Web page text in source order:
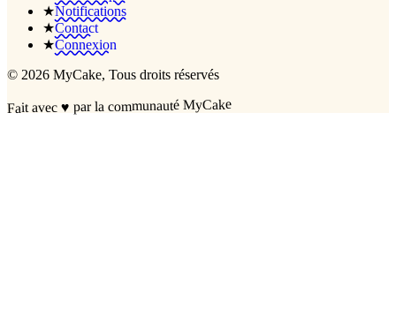
★Notifications
★Contact
★Connexion
© 2026 MyCake, Tous droits réservés
Fait avec♥ par la communauté MyCake